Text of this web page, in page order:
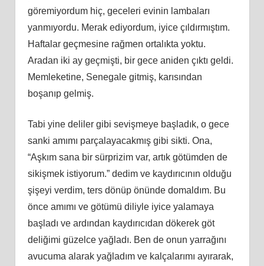
göremiyordum hiç, geceleri evinin lambaları
yanmıyordu. Merak ediyordum, iyice çıldırmıştım.
Haftalar geçmesine rağmen ortalıkta yoktu.
Aradan iki ay geçmişti, bir gece aniden çıktı geldi.
Memleketine, Senegale gitmiş, karısından
boşanıp gelmiş.
Tabi yine deliler gibi sevişmeye başladık, o gece
sanki amımı parçalayacakmış gibi sikti. Ona,
“Aşkım sana bir sürprizim var, artık götümden de
sikişmek istiyorum.” dedim ve kaydırıcının olduğu
şişeyi verdim, ters dönüp önünde domaldım. Bu
önce amımı ve götümü diliyle iyice yalamaya
başladı ve ardından kaydırıcıdan dökerek göt
deliğimi güzelce yağladı. Ben de onun yarrağını
avucuma alarak yağladım ve kalçalarımı ayırarak,